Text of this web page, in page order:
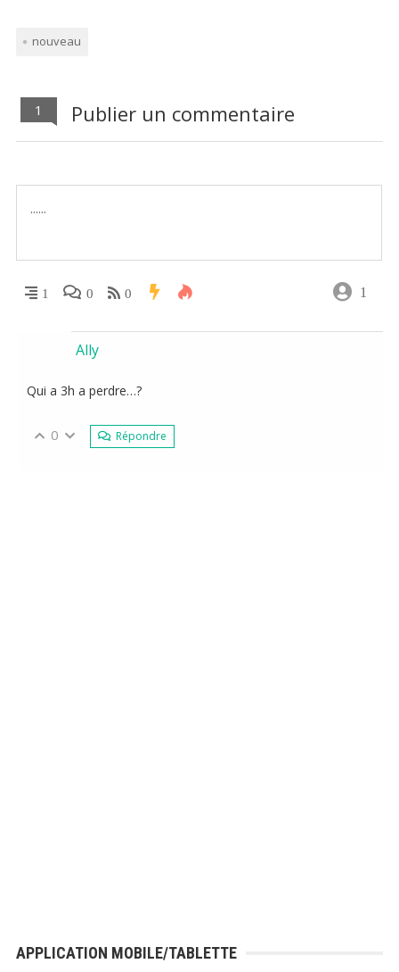
nouveau
1 Publier un commentaire
1 0 0 1
Ally
Qui a 3h a perdre…?
0 Répondre
APPLICATION MOBILE/TABLETTE